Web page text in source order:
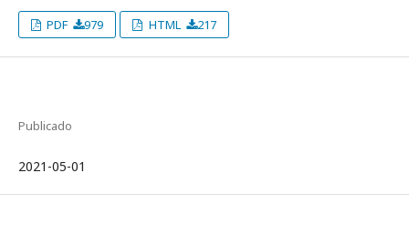
PDF 979 HTML 217
Publicado
2021-05-01